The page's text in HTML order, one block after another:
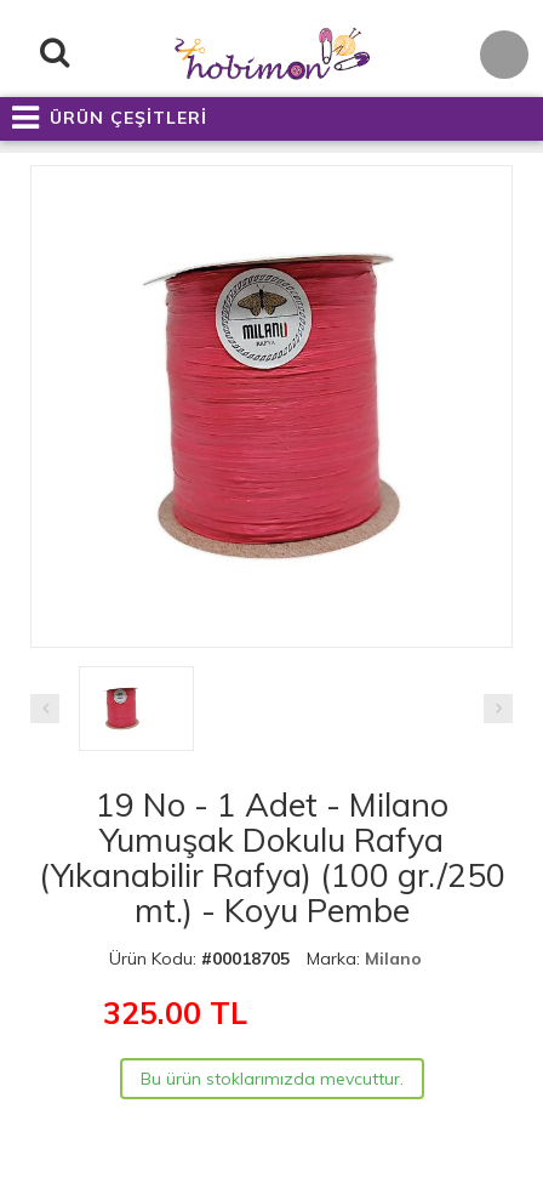
ÜRÜN ÇEŞİTLERİ
19 No - 1 Adet - Milano
Yumuşak Dokulu Rafya
(Yıkanabilir Rafya) (100 gr./250
mt.) - Koyu Pembe
Ürün Kodu: #00018705 Marka: Milano
325.00 TL
Bu ürün stoklarımızda mevcuttur.